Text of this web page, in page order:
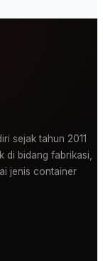
sejak tahun 2011
di bidang fabrikasi,
jenis container